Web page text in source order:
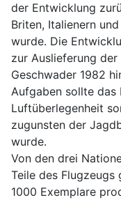
der Entwicklung
Briten, Italienern
wurde. Die
zur Auslieferung
Geschwader 1982
Aufgaben sollte das
Luftüberlegenheit
zugunsten der
wurde.
Von den drei
Teile des
1000 Exemplare